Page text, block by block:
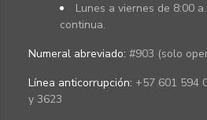
Lunes a viernes de 8:00
continua.
Numeral abreviado: #903 (solo
Línea anticorrupción: +57 601 594
y 3623